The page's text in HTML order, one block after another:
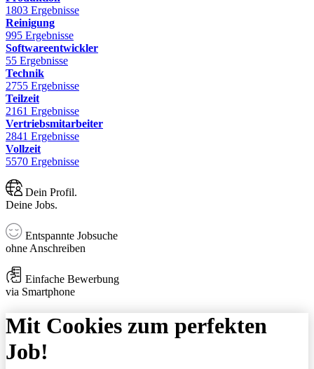
1803 Ergebnisse
Reinigung
995 Ergebnisse
Softwareentwickler
55 Ergebnisse
Technik
2755 Ergebnisse
Teilzeit
2161 Ergebnisse
Vertriebsmitarbeiter
2841 Ergebnisse
Vollzeit
5570 Ergebnisse
Dein Profil.
Deine Jobs.
Entspannte Jobsuche
ohne Anschreiben
Einfache Bewerbung
via Smartphone
Mit Cookies zum perfekten
Job!